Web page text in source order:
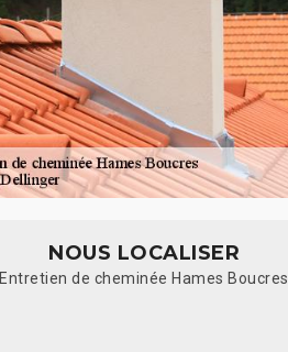
NOUS LOCALISER
Entretien de cheminée Hames Boucres